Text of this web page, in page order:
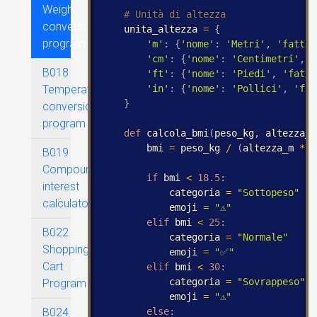
Weight
conversion
program
B018
Temperature
conversion
program
B019
Compound
interest
calculator
B022
Shopping
Cart
Program
B024
# Unità di altezza
    unita_altezza
= {
'm' : { 'nome' : 'Metri' ,
'cm' : { 'nome' : 'Centimetri' ,
'ft' : { 'nome' : 'Piedi' ,
'in' : { 'nome' : 'Pollici' ,
}
def calcola_bmi(peso_kg, altezza_m
        bmi
= peso_kg / (altezza_m *
if bmi < 18.5:
            categoria
=
"Sottopeso"
            emoji
=
"⚠️"
elif bmi < 25:
            categoria
=
"Normale"
            emoji
=
"✅"
elif bmi < 30:
            categoria
=
"Sovrappeso"
            emoji
=
"⚠️"
else: